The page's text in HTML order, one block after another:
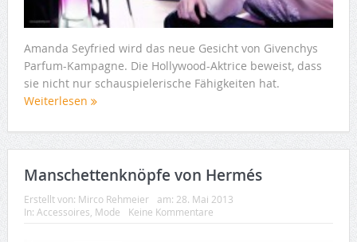
Amanda Seyfried wird das neue Gesicht von Givenchys
Parfum-Kampagne. Die Hollywood-Aktrice beweist, dass
sie nicht nur schauspielerische Fähigkeiten hat.
Weiterlesen
Manschettenknöpfe von Hermés
Erstellt von: Mirco Rehmeier am: 28. Mai 2013
In: Accessoires Mode Keine Kommentare